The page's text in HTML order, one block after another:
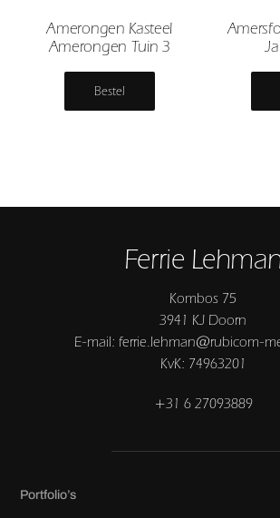
Amerongen Kasteel
Amerongen Tuin 3
Bestel
Ferrie
Kombos 75
3941 KJ Doorn
E-mail: ferrie.lehman@rubicom-
KvK: 74963201
+31 6 27093889
Portfolio’s